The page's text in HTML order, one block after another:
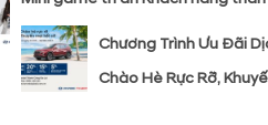
Chương Trình Ưu Đãi
Chào Hè Rực Rỡ,